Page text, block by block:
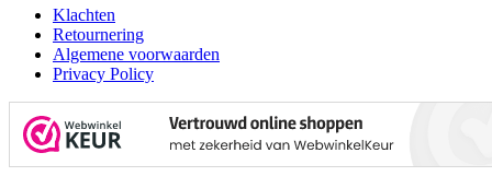
Klachten
Retournering
Algemene voorwaarden
Privacy Policy